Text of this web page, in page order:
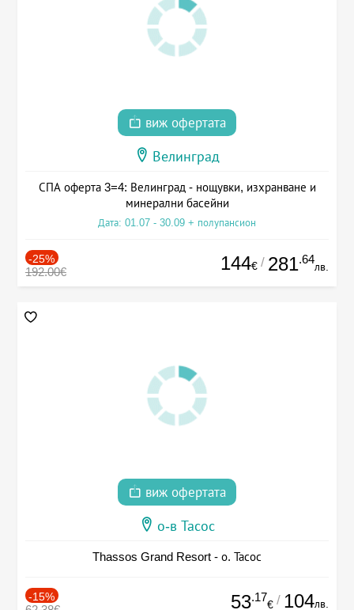
виж офертата
Велинград
СПА оферта 3=4: Велинград - нощувки, изхранване и
минерални басейни
Дата: 01.07 - 30.09 + полупансион
-25%
192.00€ 144€ / 281.64
лв.
виж офертата
о-в Тасос
Thassos Grand Resort - о. Тасос
-15% 53.17
€ / 104лв.